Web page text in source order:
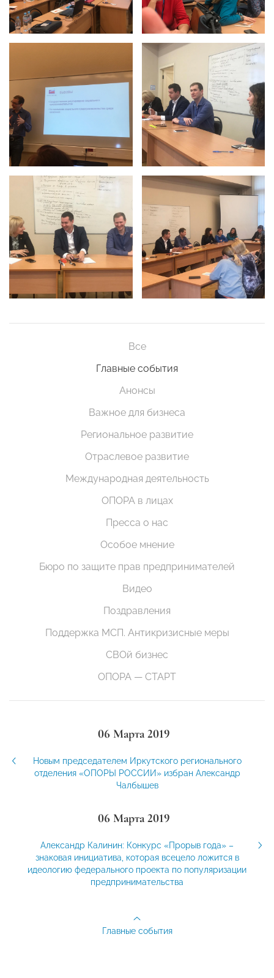
Все
Главные события
Анонсы
Важное для бизнеса
Региональное развитие
Отраслевое развитие
Международная деятельность
ОПОРА в лицах
Пресса о нас
Особое мнение
Бюро по защите прав предпринимателей
Видео
Поздравления
Поддержка МСП. Антикризисные меры
СВОй бизнес
ОПОРА — СТАРТ
06 Марта 2019
Новым председателем Иркутского регионального
отделения «ОПОРЫ РОССИИ» избран Александр
Чалбышев
06 Марта 2019
Александр Калинин: Конкурс «Прорыв года» –
знаковая инициатива, которая всецело ложится в
идеологию федерального проекта по популяризации
предпринимательства
Главные события